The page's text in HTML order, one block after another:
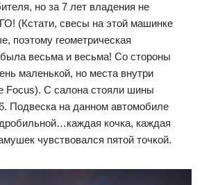
но за 7 лет владения не
(Кстати, свесы на этой машинке
поэтому геометрическая
весьма и весьма! Со стороны
маленькой, но места внутри
Focus). С салона стояли шины
Подвеска на данном автомобиле
кочка, каждая
чувствовался пятой точкой.